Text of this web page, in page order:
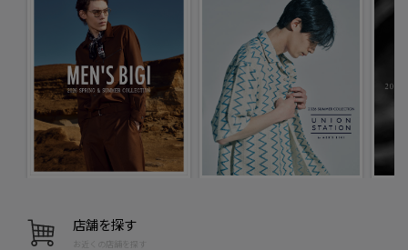
店舗を探す
お近くの店舗を探す